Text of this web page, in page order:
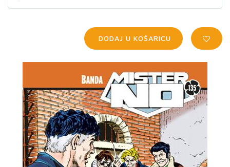
DODAJ U KOŠARICU